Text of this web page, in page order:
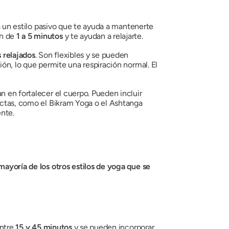
estilo pasivo que te ayuda a mantenerte
de 1 a 5 minutosy te ayudan a relajarte.
relajados. Son flexibles y se pueden
lo que permite una respiración normal. El
en fortalecer el cuerpo. Pueden incluir
comoel Bikram Yoga oel Ashtanga
de los otros estilos de yoga que se